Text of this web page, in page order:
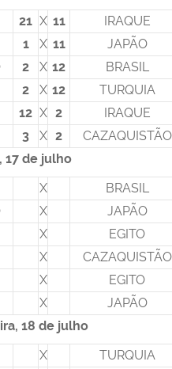
21 X 11
IRAQUE
1 X 11
JAPÃO
2 X 12
BRASIL
2 X 12
TURQUIA
12 X 2
IRAQUE
3 X 2
CAZAQUISTÃO
17 de julho
X
BRASIL
X
JAPÃO
X
EGITO
X
CAZAQUISTÃO
X
EGITO
X
JAPÃO
18 de julho
X
TURQUIA